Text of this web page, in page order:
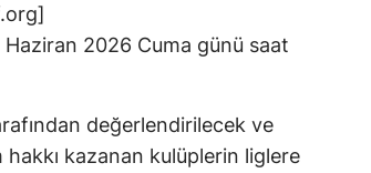
]
2026 Cuma günü saat
değerlendirilecek ve
hakkı kazanan kulüplerin liglere